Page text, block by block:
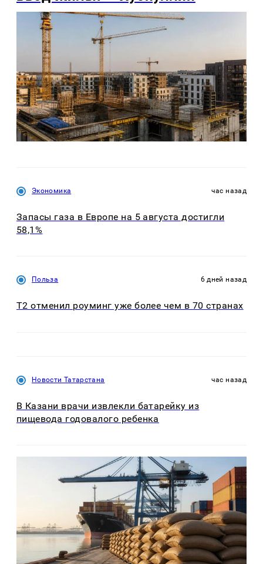
Экономика час назад
Запасы газа в Европе на 5 августа достигли
58,1%
Польза 6 дней назад
Т2 отменил роуминг уже более чем в 70 странах
Новости Татарстана час назад
В Казани врачи извлекли батарейку из
пищевода годовалого ребенка